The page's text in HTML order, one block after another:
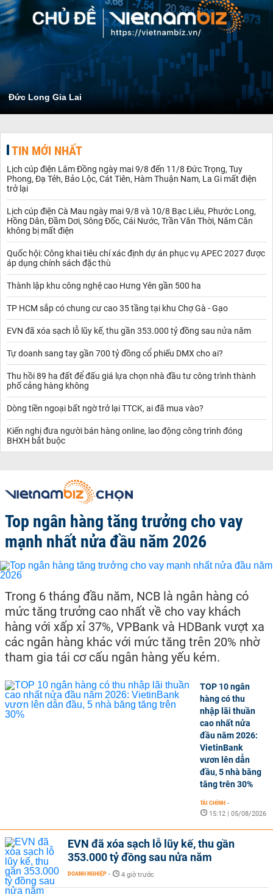
Đức Long Gia Lai
TIN MỚI NHẤT
Lịch cúp điện Lâm Đồng ngày mai 9/8 đến 11/8 Đức Trọng, Tuy
Phong, Đạ Tẻh, Bảo Lộc, Cát Tiên, Hàm Thuận Nam, La Gi mất điện
trở lại
Lịch cúp điện Cà Mau ngày mai 9/8 và 10/8 Bạc Liêu, Phước Long,
Hồng Dân, Đầm Dơi, Sông Đốc, Cái Nước, Trần Văn Thời, Năm Căn
không bị mất điện
Quốc hội: Công khai tiêu chí xác định dự án phục vụ APEC 2027 được
áp dụng chính sách đặc thù
Thành lập khu công nghệ cao Hưng Yên gần 500 ha
TP HCM sắp có chung cư cao 35 tầng tại khu Chợ Gà - Gạo
EVN đã xóa sạch lỗ lũy kế, thu gần 353.000 tỷ đồng sau nửa năm
Tự doanh sang tay gần 700 tỷ đồng cổ phiếu DMX cho ai?
Thu hồi 89 ha đất để đấu giá lựa chọn nhà đầu tư công trình thành
phố cảng hàng không
Dòng tiền ngoại bất ngờ trở lại TTCK, ai đã mua vào?
Kiến nghị đưa người bán hàng online, lao động công trình đóng
BHXH bắt buộc
Top ngân hàng tăng trưởng cho vay
mạnh nhất nửa đầu năm 2026
Trong 6 tháng đầu năm, NCB là ngân hàng có
mức tăng trưởng cao nhất về cho vay khách
hàng với xấp xỉ 37%, VPBank và HDBank vượt xa
các ngân hàng khác với mức tăng trên 20% nhờ
tham gia tái cơ cấu ngân hàng yếu kém.
TOP 10 ngân
hàng có thu
nhập lãi thuần
cao nhất nửa
đầu năm 2026:
VietinBank
vươn lên dẫn
đầu, 5 nhà băng
tăng trên 30%
TÀI CHÍNH -
15:12 | 05/08/2026
EVN đã xóa sạch lỗ lũy kế, thu gần
353.000 tỷ đồng sau nửa năm
DOANH NGHIỆP - 4 giờ trước